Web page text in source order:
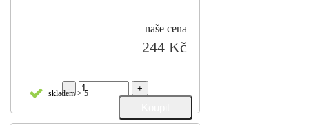
naše cena
244 Kč
skladem > 5
- +